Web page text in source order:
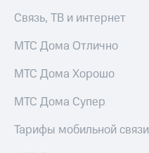
Связь, ТВ и интернет
МТС Дома Отлично
МТС Дома Хорошо
МТС Дома Супер
Тарифы мобильной связи